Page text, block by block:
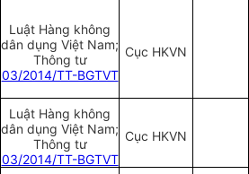
Luật Hàng không
dân dụng Việt Nam;
Thông tư
03/2014/TT-BGTVT
Cục HKVN
Luật Hàng không
dân dụng Việt Nam;
Thông tư
03/2014/TT-BGTVT
Cục HKVN